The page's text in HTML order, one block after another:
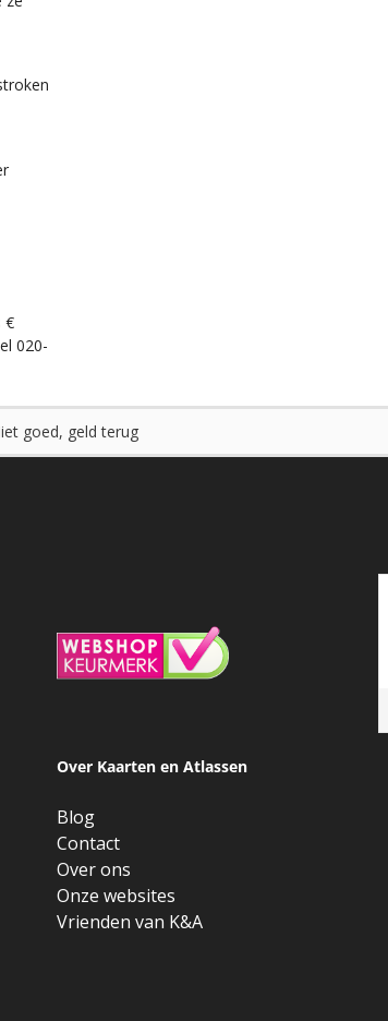
€
020-
goed, geld terug
Over Kaarten en Atlassen
Blog
Contact
Over ons
Onze websites
Vrienden van K&A